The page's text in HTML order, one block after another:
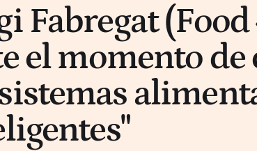
Fabregat
el momento